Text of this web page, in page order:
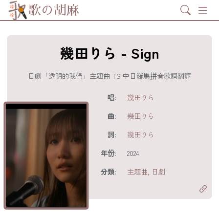
歌の胡麻 Search
幾田りら - Sign
日劇「透明的我們」主題曲 TS 中日羅馬拼音歌詞翻譯
唱:
幾田りら
曲:
幾田りら
詞:
幾田りら
年份:
2024
分類:
主題曲 日劇
分享至
享至 X
分享至
製鏈結